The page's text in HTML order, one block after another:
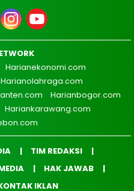
Harianekonomi.com
Harianolahraga.com
Harianbogor.com
Hariankarawang.com
TIM REDAKSI
HAK JAWAB
IKLAN